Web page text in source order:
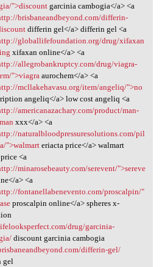
">discountgarcinia cambogia</a> <a
brisbaneandbeyond.com/differin-
differin gel</a> differin gel <a
globallifefoundation.org/drug/xifaxan
xifaxan online</a> <a
allegrobankruptcy.com/drug/viagra-
">viagra aurochem</a> <a
mcllakehavasu.org/item/angeliq/">no
angeliq</a> low cost angeliq <a
americanazachary.com/product/man-
xxx</a> <a
naturalbloodpressuresolutions.com/pil
">walmarteriacta price</a> walmart
<a
minarosebeauty.com/serevent/">sereve
a> <a
fontanellabenevento.com/proscalpin/"
proscalpin online</a> spheres x-
drug/garcinia-
discount garcinia cambogia
differin-gel/
gel